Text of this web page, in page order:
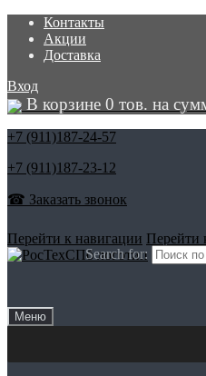
Контакты
Акции
Доставка
Вход
В корзине 0 тов. на
+7 (911)187-24-57
+7 (911)187-23-12
☎ Заказать звонок
Search for:
Перейти к навигации Перейти
Меню